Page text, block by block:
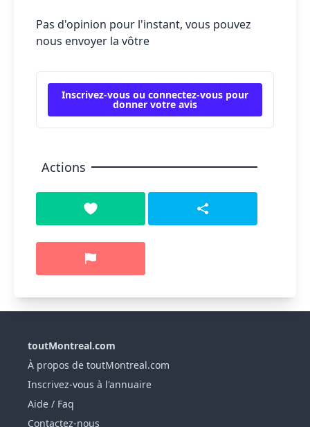
Pas d'opinion pour l'instant, vous pouvez
nous envoyer la vôtre
Inscrivez-vous ou connectez-vous pour
donner votre avis
Actions
toutMontreal.com
À propos de toutMontreal.com
Inscrivez-vous à l'annuaire
Aide / Faq
Contactez-nous